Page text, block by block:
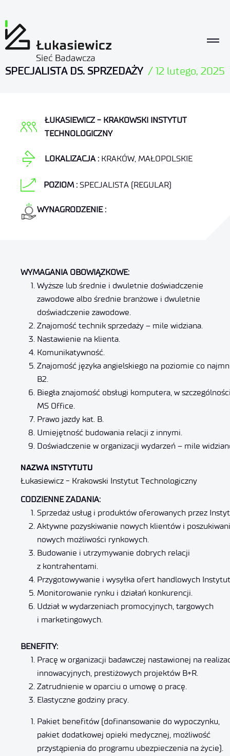
SPECJALISTA DS. SPRZEDAŻY / 12 lutego, 2025
ŁUKASIEWICZ - KRAKOWSKI INSTYTUT
TECHNOLOGICZNY
LOKALIZACJA : KRAKÓW, MAŁOPOLSKIE
POZIOM : SPECJALISTA (REGULAR)
WYNAGRODZENIE :
WYMAGANIA OBOWIĄZKOWE:
Wyższe lub średnie i dwuletnie doświadczenie
zawodowe albo średnie branżowe i dwuletnie
doświadczenie zawodowe.
Znajomość technik sprzedaży – mile widziana.
Nastawienie na klienta.
Komunikatywność.
Znajomość języka angielskiego na poziomie co
B2.
Biegła znajomość obsługi komputera, w
MS Office.
Prawo jazdy kat. B.
Umiejętność budowania relacji z innymi.
Doświadczenie w organizacji wydarzeń – mile
NAZWA INSTYTUTU
Łukasiewicz - Krakowski Instytut Technologiczny
CODZIENNE ZADANIA:
Sprzedaż usług i produktów oferowanych przez
Aktywne pozyskiwanie nowych klientów i
nowych możliwości rynkowych.
Budowanie i utrzymywanie dobrych relacji
z kontrahentami.
Przygotowywanie i wysyłka ofert handlowych
Monitorowanie rynku i działań konkurencji.
Udział w wydarzeniach promocyjnych, targowych
i marketingowych.
BENEFITY:
Pracę w organizacji badawczej nastawionej na
innowacyjnych, prestiżowych projektów B+R.
Zatrudnienie w oparciu o umowę o pracę.
Elastyczne godziny pracy.
Pakiet benefitów (dofinansowanie do wypoczynku,
pakiet dodatkowej opieki medycznej, możliwość
przystąpienia do programu ubezpieczenia na życie).